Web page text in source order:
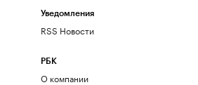
Уведомления
RSS Новости
РБК
О компании